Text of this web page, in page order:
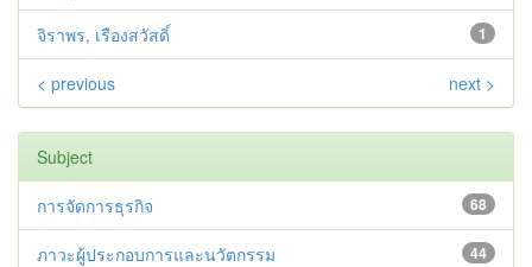
1
จิราพร, เรืองสวัสดิ์
< previous next >
Subject
68
การจัดการธุรกิจ
44
ภาวะผู้ประกอบการและนวัตกรรม